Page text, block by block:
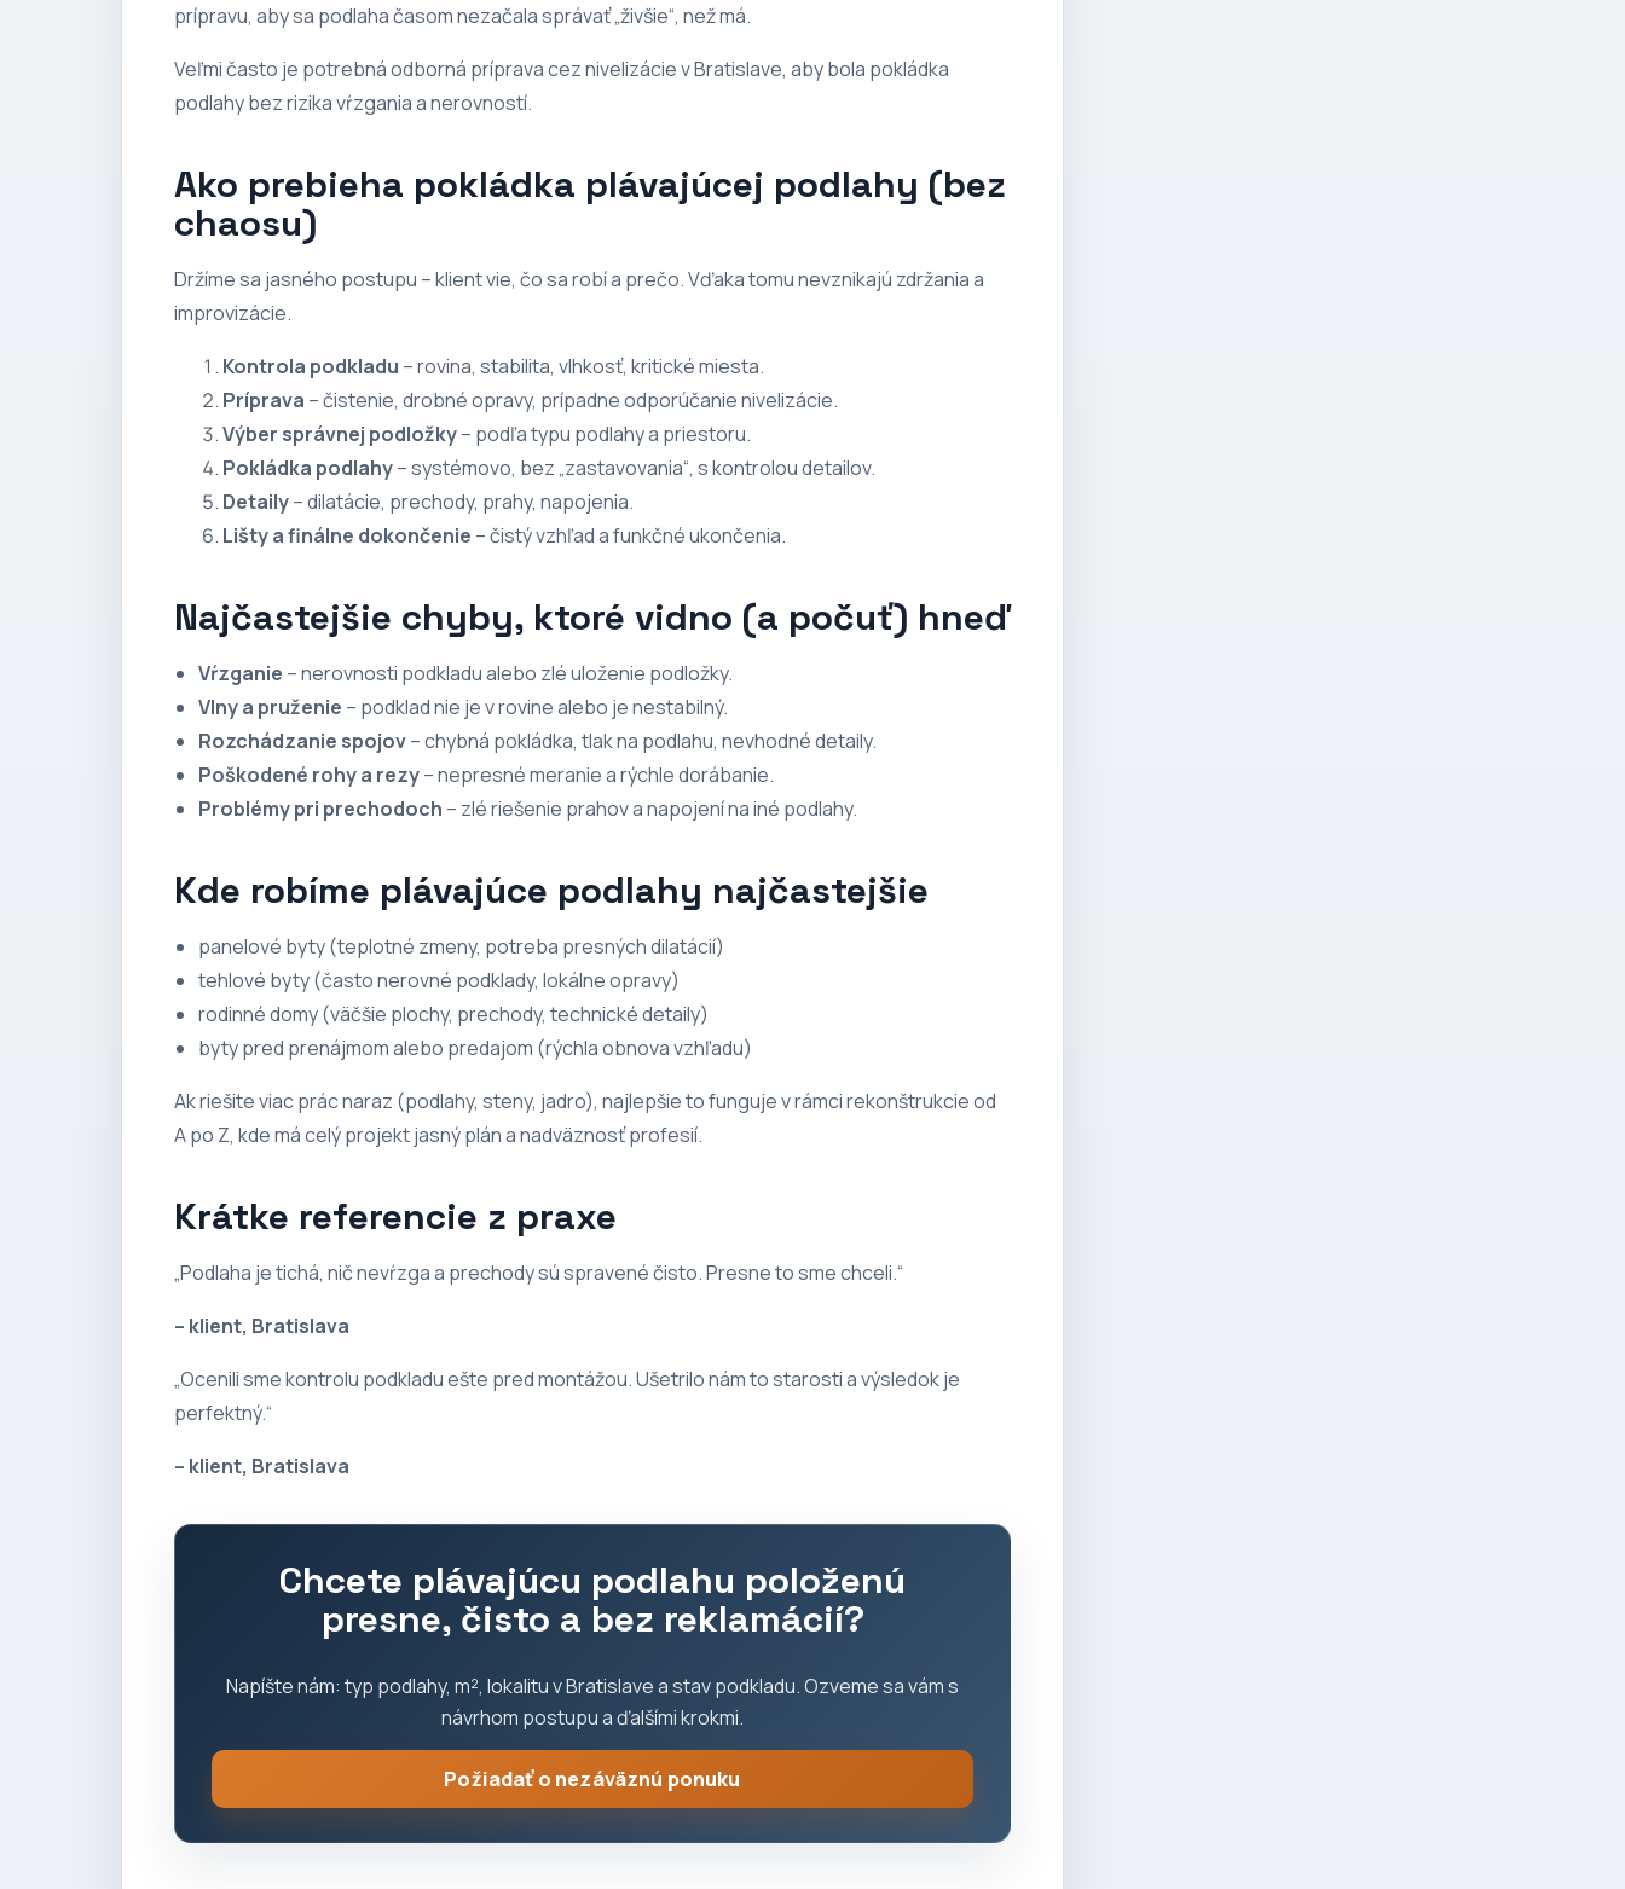
prípravu, aby sa podlaha časom nezačala správať „živšie“, než má.
Veľmi často je potrebná odborná príprava ceznivelizácie v Bratislave, aby bola pokládka
podlahy bez rizika vŕzgania a nerovností.
Ako prebieha pokládka plávajúcej podlahy (bez
chaosu)
Držíme sa jasného postupu – klient vie, čo sa robí a prečo. Vďaka tomu nevznikajú zdržania a
improvizácie.
Kontrola podkladu – rovina, stabilita, vlhkosť, kritické miesta.
Príprava – čistenie, drobné opravy, prípadne odporúčanie nivelizácie.
Výber správnej podložky– podľa typu podlahy a priestoru.
Pokládka podlahy– systémovo, bez „zastavovania“, s kontrolou detailov.
Detaily– dilatácie, prechody, prahy, napojenia.
Lišty a finálne dokončenie – čistý vzhľad a funkčné ukončenia.
Najčastejšie chyby, ktoré vidno (a počuť) hneď
Vŕzganie – nerovnosti podkladu alebo zlé uloženie podložky.
Vlny a pruženie – podklad nie je v rovine alebo je nestabilný.
Rozchádzanie spojov– chybná pokládka, tlak na podlahu, nevhodné detaily.
Poškodené rohy a rezy– nepresné meranie a rýchle dorábanie.
Problémy pri prechodoch – zlé riešenie prahov a napojení na iné podlahy.
Kde robíme plávajúce podlahy najčastejšie
panelové byty (teplotné zmeny, potreba presných dilatácií)
tehlové byty (často nerovné podklady, lokálne opravy)
rodinné domy (väčšie plochy, prechody, technické detaily)
byty pred prenájmom alebo predajom (rýchla obnova vzhľadu)
Ak riešite viac prác naraz (podlahy, steny, jadro), najlepšie to funguje v rámcirekonštrukcie od
A po Z, kde má celý projekt jasný plán a nadväznosť profesií.
Krátke referencie z praxe
„Podlaha je tichá, nič nevŕzga a prechody sú spravené čisto. Presne to sme chceli.“
– klient, Bratislava
„Ocenili sme kontrolu podkladu ešte pred montážou. Ušetrilo nám to starosti a výsledok je
perfektný.“
– klient, Bratislava
Chcete plávajúcu podlahu položenú
presne, čisto a bez reklamácií?
Napíšte nám: typ podlahy, m², lokalitu v Bratislave a stav podkladu. Ozveme sa vám s
návrhom postupu a ďalšími krokmi.
Požiadať o nezáväznú ponuku